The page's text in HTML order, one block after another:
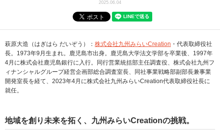
2025.06.04
萩原大造（はぎはら だいぞう）： 株式会社九州みらいCreation ・代表取締役社
長。1973年9月生まれ。鹿児島市出身。鹿児島大学法文学部を卒業後、1997年
4月に株式会社鹿児島銀行に入行。同行営業統括部主任調査役、株式会社九州フ
ィナンシャルグループ経営企画部総合調査室長、同社事業戦略部副部長兼事業
開発室長を経て、2023年4月に株式会社九州みらいCreation代表取締役社長に
就任。
地域を創り未来を拓く、九州みらいCreationの挑戦。